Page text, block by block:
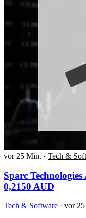
vor 25 Min. · Tech &
Sparc
0,2150 AUD
Tech & Software · vor